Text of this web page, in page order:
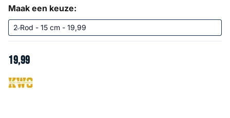
Maak een keuze:
19,99